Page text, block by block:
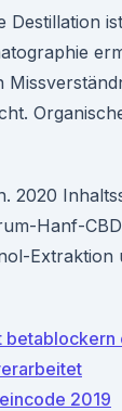
Destillation
2020
Hanf-
Extraktion
2019